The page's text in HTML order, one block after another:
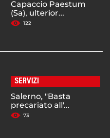
Capaccio Paestum
(Sa), ulterior...
122
SERVIZI
Salerno, "Basta
precariato all'...
73